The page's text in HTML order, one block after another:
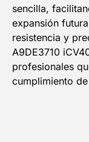
sencilla,
expansión
resistencia y
A9DE3710
profesionales
cumplimiento